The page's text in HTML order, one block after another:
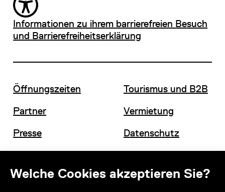
Welche Cookies akzeptieren Sie?
Informationen zu ihrem barrierefreien Besuch
und Barrierefreiheitserklärung
Öffnungszeiten
Partner
Presse
Tourismus und B2B
Vermietung
Datenschutz